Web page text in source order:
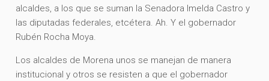
alcaldes, a los que se suman la Senadora Imelda Castro y
las diputadas federales, etcétera. Ah. Y el gobernador
Rubén Rocha Moya.
Los alcaldes de Morena unos se manejan de manera
institucional y otros se resisten a que el gobernador